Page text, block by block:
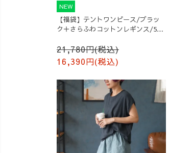
NEW
【福袋】テントワンピース/ブラッ
ク＋さらふわコットンレギンス/5カ
21,780円(税込)
16,390円(税込)